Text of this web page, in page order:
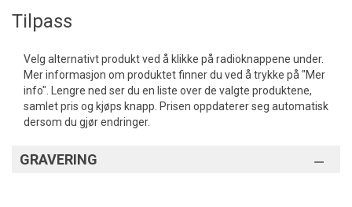
Tilpass
Velg alternativt produkt ved å klikke på radioknappene under.
Mer informasjon om produktet finner du ved å trykke på "Mer
info". Lengre ned ser du en liste over de valgte produktene,
samlet pris og kjøps knapp. Prisen oppdaterer seg automatisk
dersom du gjør endringer.
GRAVERING